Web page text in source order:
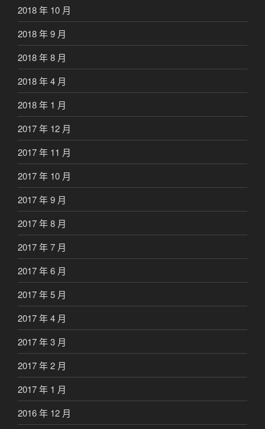
2018 年 10 月
2018 年 9 月
2018 年 8 月
2018 年 4 月
2018 年 1 月
2017 年 12 月
2017 年 11 月
2017 年 10 月
2017 年 9 月
2017 年 8 月
2017 年 7 月
2017 年 6 月
2017 年 5 月
2017 年 4 月
2017 年 3 月
2017 年 2 月
2017 年 1 月
2016 年 12 月